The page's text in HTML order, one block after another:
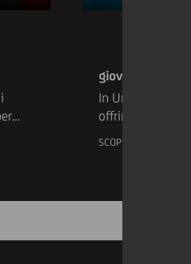
giovedì 23
In UniCredit
offrire ai nostri
suggerimenti.
SCOPRI DI PIÙ